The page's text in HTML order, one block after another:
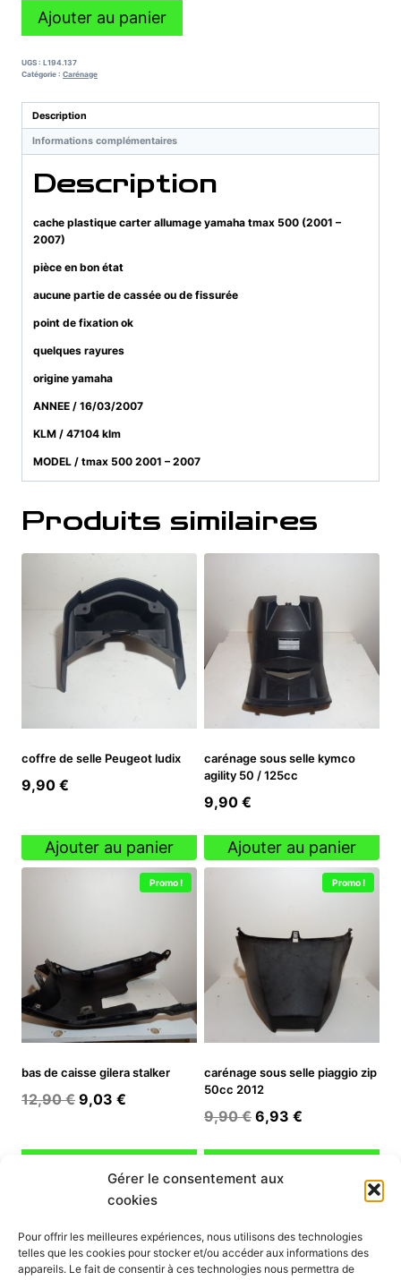
Gérer le consentement aux
cookies
Pour offrir les meilleures expériences, nous utilisons des technologies
telles que les cookies pour stocker et/ou accéder aux informations des
appareils. Le fait de consentir à ces technologies nous permettra de
quantité
plastique
carter
yamaha
tmax
500
2007)
Ajouter au panier
UGS : L194.137
Catégorie : Carénage
Description
Informations complémentaires
Description
cache plastique carter allumage yamaha tmax 500 (2001 –
2007)
pièce en bon état
aucune partie de cassée ou de fissurée
point de fixation ok
quelques rayures
origine yamaha
ANNEE / 16/03/2007
KLM / 47104 klm
MODEL / tmax 500 2001 – 2007
Produits similaires
coffre de selle Peugeot ludix
9,90 €
Ajouter au panier
carénage sous selle kymco
agility 50 / 125cc
9,90 €
Ajouter au panier
Promo !
bas de caisse gilera stalker
12,90€ Le
12,90 €.
9,03 €
9,03 €.
Promo !
carénage sous selle piaggio zip
50cc 2012
9,90€ Le
initial
était :
6,93 €
actuel
INFORMATION
Mon compte